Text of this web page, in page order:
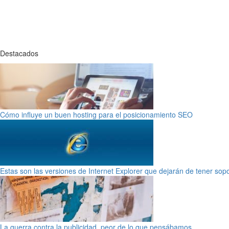
Destacados
Cómo influye un buen hosting para el posicionamiento SEO
Estas son las versiones de Internet Explorer que dejarán de tener
La guerra contra la publicidad, peor de lo que pensábamos